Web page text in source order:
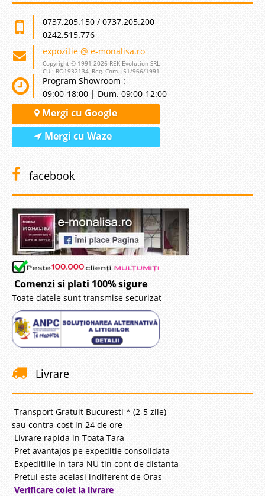
0737.205.150 / 0737.205.200
0242.515.776
expozitie @ e-monalisa.ro
Copyright © 1991-2026 REK Evolution SRL
CUI: RO1932134, Reg. Com. J51/966/1991
Program Showroom :
09:00-18:00 | Dum. 09:00-12:00
Mergi cu Google
Mergi cu Waze
facebook
Comenzi si plati 100% sigure
Toate datele sunt transmise securizat
Livrare
Transport Gratuit Bucuresti * (2-5 zile)
sau contra-cost in 24 de ore
Livrare rapida in Toata Tara
Pret avantajos pe expeditie consolidata
Expeditiile in tara NU tin cont de distanta
Pretul este acelasi indiferent de Oras
Verificare colet la livrare